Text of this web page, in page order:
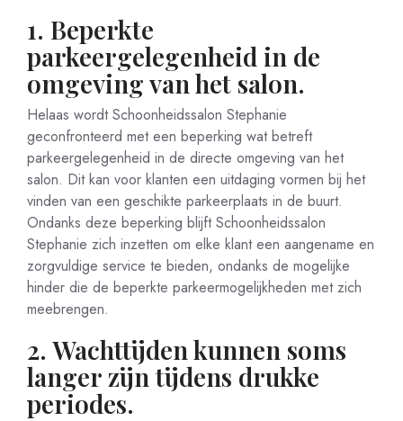
1. Beperkte
parkeergelegenheid in de
omgeving van het salon.
Helaas wordt Schoonheidssalon Stephanie
geconfronteerd met een beperking wat betreft
parkeergelegenheid in de directe omgeving van het
salon. Dit kan voor klanten een uitdaging vormen bij het
vinden van een geschikte parkeerplaats in de buurt.
Ondanks deze beperking blijft Schoonheidssalon
Stephanie zich inzetten om elke klant een aangename en
zorgvuldige service te bieden, ondanks de mogelijke
hinder die de beperkte parkeermogelijkheden met zich
meebrengen.
2. Wachttijden kunnen soms
langer zijn tijdens drukke
periodes.